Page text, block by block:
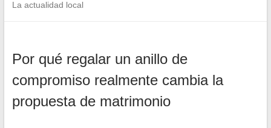
La actualidad local
Por qué regalar un anillo de
compromiso realmente cambia la
propuesta de matrimonio